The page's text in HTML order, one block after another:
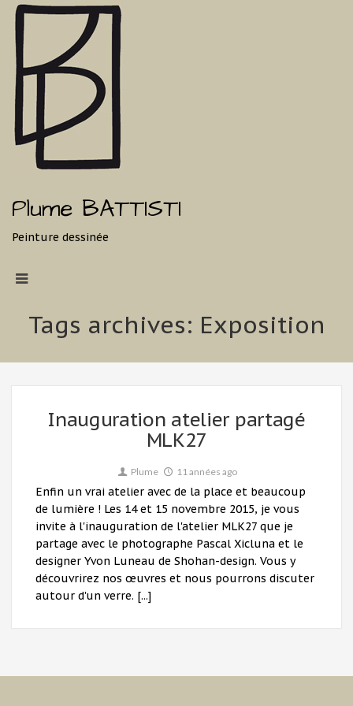
Plume BATTISTI
Peinture dessinée
Tags archives: Exposition
Inauguration atelier partagé
MLK27
Plume 11 années ago
Enfin un vrai atelier avec de la place et beaucoup
de lumière ! Les 14 et 15 novembre 2015, je vous
invite à l'inauguration de l'atelier MLK27 que je
partage avec le photographe Pascal Xicluna et le
designer Yvon Luneau de Shohan-design. Vous y
découvrirez nos œuvres et nous pourrons discuter
autour d'un verre. [...]